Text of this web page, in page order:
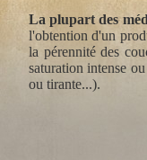
La plupart des
l'obtention d'un
la pérennité des
saturation intense
ou tirante...).